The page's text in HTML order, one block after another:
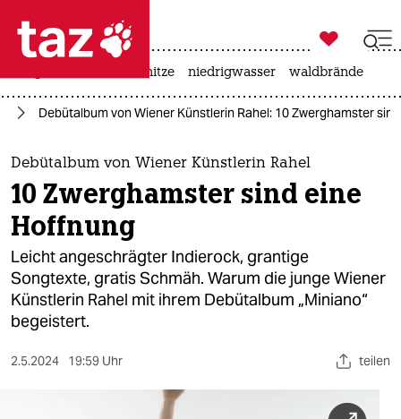
 taz zahl ich
taz zahl ich
themen
politik
öko
gesellschaft
kultur
sport

taz zahl ich
hitze niedrigwasser waldbrände
Debütalbum von Wiener Künstlerin Rahel: 10 Zwerghamster
Debütalbum von Wiener Künstlerin Rahel
10 Zwerghamster sind eine
Hoffnung
Leicht angeschrägter Indierock, grantige
Songtexte, gratis Schmäh. Warum die junge Wiener
Künstlerin Rahel mit ihrem Debütalbum „Miniano“
begeistert.
2.5.2024 19:59 Uhr teilen